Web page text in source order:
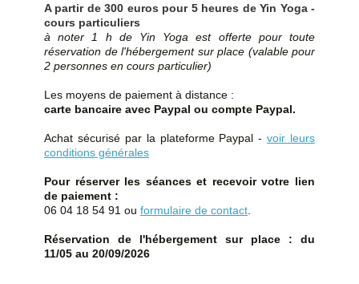
A partir de 300 euros pour 5 heures de Yin Yoga -
cours particuliers
à noter 1 h de Yin Yoga est offerte pour toute
réservation de l'hébergement sur place (valable pour
2 personnes en cours particulier)
Les moyens de paiement à distance :
carte bancaire avec Paypal ou compte Paypal.
Achat sécurisé par la plateforme Paypal -voir leurs
conditions générales
Pour réserver les séances et recevoir votre lien
de paiement :
06 04 18 54 91 ou formulaire de contact
Réservation de l'hébergement sur place : du
11/05 au 20/09/2026